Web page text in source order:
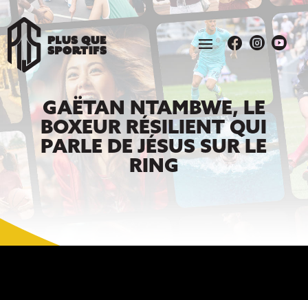
  
GAËTAN NTAMBWE, LE
BOXEUR RÉSILIENT QUI
PARLE DE JÉSUS SUR LE
RING